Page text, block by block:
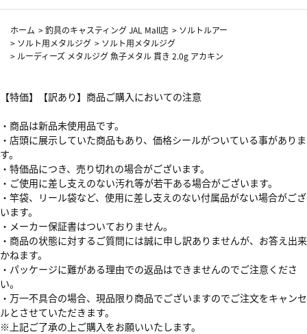
ホーム >釣具のキャスティング JAL Mall店 > ソルトルアー
> ソルト用メタルジグ > ソルト用メタルジグ
> ルーディーズ メタルジグ 魚子メタル 貫き 2.0g アカキン
【特価】【訳あり】商品ご購入においての注意
・商品は新品未使用品です。
・店頭に展示していた商品もあり、価格シールがついている事がありま
す。
・特価品につき、売り切れの場合がございます。
・ご使用に差し支えのない汚れ等が若干ある場合がございます。
・竿袋、リール袋など、使用に差し支えのない付属品がない場合がござ
います。
・メーカー保証書はついておりません。
・商品の状態に対するご質問には誠に申し訳ありませんが、お答え出来
かねます。
・パッケージに難がある理由での返品はできませんのでご注意くださ
い。
・万一不具合の場合、現品限り商品でございますのでご注文をキャンセ
ルとさせていただきます。
※上記ご了承の上ご購入をお願いいたします。